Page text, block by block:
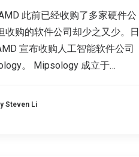
此前已经收购了多家硬件公
收购的软件公司却少之又少。日
宣布收购人工智能软件公司
。 Mipsology 成立于…
Steven Li